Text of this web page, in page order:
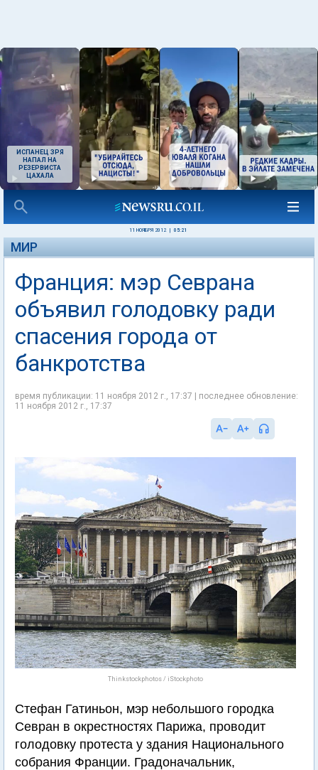
ИСПАНЕЦ ЗРЯ
НАПАЛ НА
РЕЗЕРВИСТА
ЦАХАЛА
11 НОЯБРЯ 2012 05:21
МИР
Франция: мэр Севрана
объявил голодовку ради
спасения города от
банкротства
время публикации: 11 ноября 2012 г., 17:37 | последнее обновление:
11 ноября 2012 г., 17:37
Thinkstockphotos / iStockphoto
Стефан Гатиньон, мэр небольшого городка
Севран в окрестностях Парижа, проводит
голодовку протеста у здания Национального
собрания Франции. Градоначальник,